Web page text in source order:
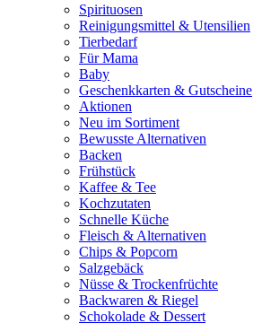
Spirituosen
Reinigungsmittel & Utensilien
Tierbedarf
Für Mama
Baby
Geschenkkarten & Gutscheine
Aktionen
Neu im Sortiment
Bewusste Alternativen
Backen
Frühstück
Kaffee & Tee
Kochzutaten
Schnelle Küche
Fleisch & Alternativen
Chips & Popcorn
Salzgebäck
Nüsse & Trockenfrüchte
Backwaren & Riegel
Schokolade & Dessert